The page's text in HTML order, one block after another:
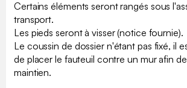
Certains éléments seront rangés sous
transport.
Les pieds seront à visser (notice fournie).
Le coussin de dossier n'étant pas fixé, il
de placer le fauteuil contre un mur afin
maintien.